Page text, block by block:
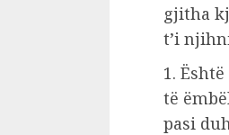
gjitha
t’i
1.
të
pasi